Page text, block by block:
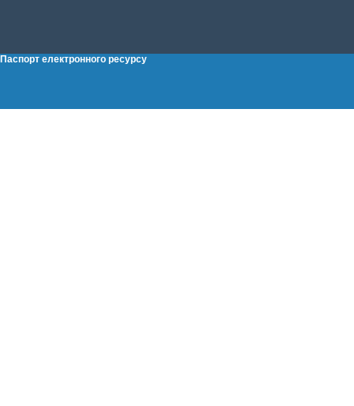
Паспорт електронного ресурсу